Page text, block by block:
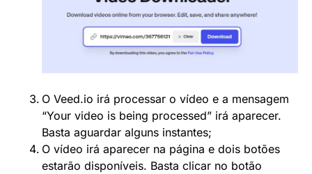
O Veed.io irá processar o vídeo e a mensagem
“Your video is being processed” irá aparecer.
Basta aguardar alguns instantes;
O vídeo irá aparecer na página e dois botões
estarão disponíveis. Basta clicar no botão